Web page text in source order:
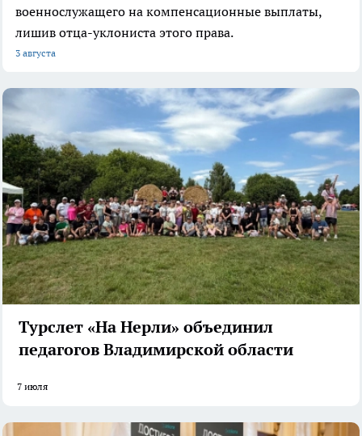
военнослужащего на компенсационные выплаты,
лишив отца-уклониста этого права.
3 августа
Турслет «На Нерли» объединил
педагогов Владимирской области
7 июля